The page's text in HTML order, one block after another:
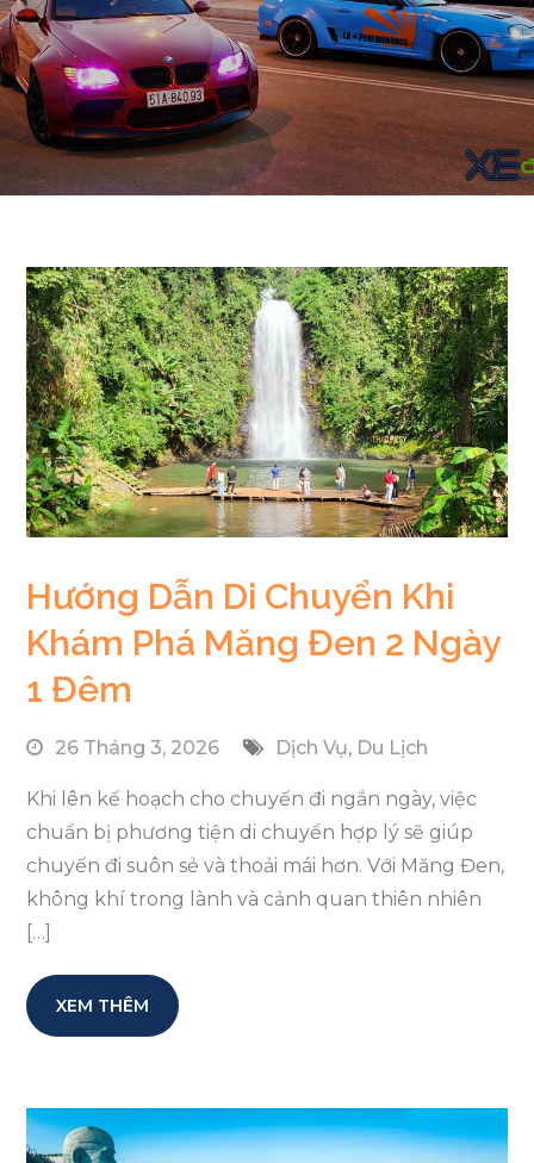
Hướng Dẫn Di Chuyển Khi
Khám Phá Măng Đen 2 Ngày
1 Đêm
26 Tháng 3, 2026 Dịch Vụ, Du Lịch
Khi lên kế hoạch cho chuyến đi ngắn ngày, việc
chuẩn bị phương tiện di chuyển hợp lý sẽ giúp
chuyến đi suôn sẻ và thoải mái hơn. Với Măng Đen,
không khí trong lành và cảnh quan thiên nhiên
[…]
XEM THÊM